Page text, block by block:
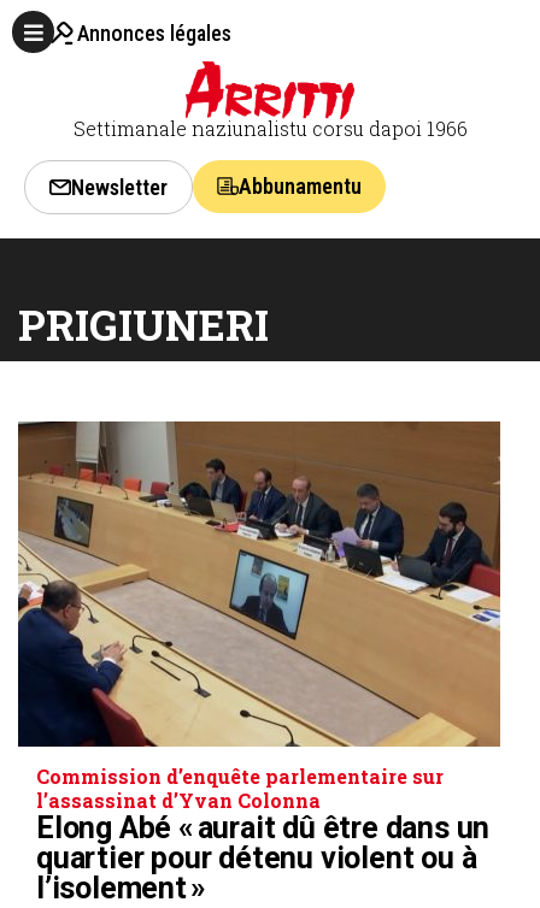
Annonces légales
Settimanale naziunalistu corsu dapoi 1966
Newsletter Abbunamentu
PRIGIUNERI
Commission d’enquête parlementaire sur
l’assassinat d’Yvan Colonna
Elong Abé « aurait dû être dans un
quartier pour détenu violent ou à
l’isolement »